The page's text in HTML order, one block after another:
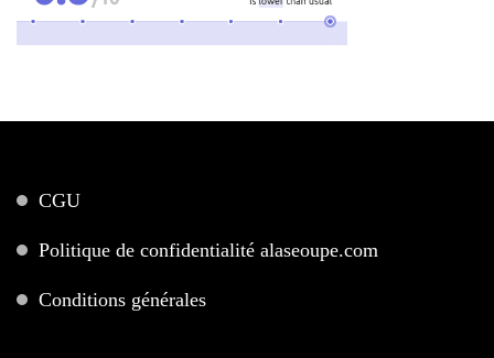
CGU
Politique de confidentialité alaseoupe.com
Conditions générales